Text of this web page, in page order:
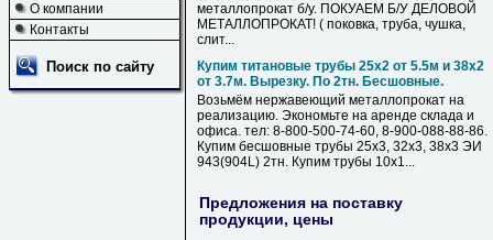
О компании
Контакты
Поиск по сайту
металлопрокат б/у. ПОКУАЕМ Б/У ДЕЛОВОЙ
МЕТАЛЛОПРОКАТ! ( поковка, труба, чушка,
слит...
Купим титановые трубы 25х2 от 5.5м и 38х2
от 3.7м. Вырезку. По 2тн. Бесшовные.
Возьмём нержавеющий металлопрокат на
реализацию. Экономьте на аренде склада и
офиса. тел: 8-800-500-74-60, 8-900-088-88-86.
Купим бесшовные трубы 25х3, 32х3, 38х3 ЭИ
943(904L) 2тн. Купим трубы 10х1...
Предложения на поставку
продукции, цены